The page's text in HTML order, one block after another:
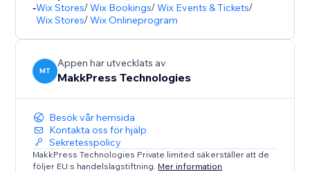
-Wix Stores/Wix Bookings/Wix Events & Tickets/
Wix Stores/Wix Onlineprogram
MT
Appen har utvecklats av
MakkPress Technologies
Besök vår hemsida
Kontakta oss för hjälp
Sekretesspolicy
MakkPress Technologies Private limited säkerställer att de
följer EU:s handelslagstiftning. Mer information